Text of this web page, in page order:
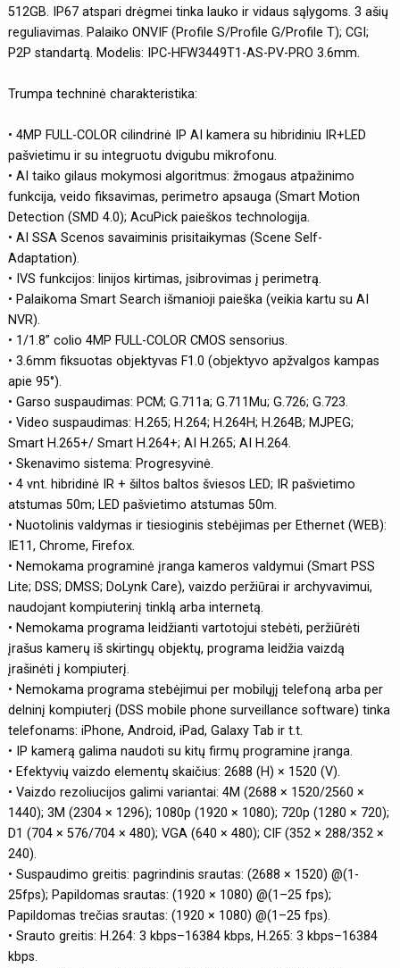
512GB. IP67 atspari drėgmei tinka lauko ir vidaus sąlygoms. 3 ašių
reguliavimas. Palaiko ONVIF (Profile S/Profile G/Profile T); CGI;
P2P standartą. Modelis: IPC-HFW3449T1-AS-PV-PRO 3.6mm.
Trumpa techninė charakteristika:
• 4MP FULL-COLOR cilindrinė IP AI kamera su hibridiniu IR+LED
pašvietimu ir su integruotu dvigubu mikrofonu.
• AI taiko gilaus mokymosi algoritmus: žmogaus atpažinimo
funkcija, veido fiksavimas, perimetro apsauga (Smart Motion
Detection (SMD 4.0); AcuPick paieškos technologija.
• AI SSA Scenos savaiminis prisitaikymas (Scene Self-
Adaptation).
• IVS funkcijos: linijos kirtimas, įsibrovimas į perimetrą.
• Palaikoma Smart Search išmanioji paieška (veikia kartu su AI
NVR).
• 1/1.8” colio 4MP FULL-COLOR CMOS sensorius.
• 3.6mm fiksuotas objektyvas F1.0 (objektyvo apžvalgos kampas
apie 95°).
• Garso suspaudimas: PCM; G.711a; G.711Mu; G.726; G.723.
• Video suspaudimas: H.265; H.264; H.264H; H.264B; MJPEG;
Smart H.265+/ Smart H.264+; AI H.265; AI H.264.
• Skenavimo sistema: Progresyvinė.
• 4 vnt. hibridinė IR + šiltos baltos šviesos LED; IR pašvietimo
atstumas 50m; LED pašvietimo atstumas 50m.
• Nuotolinis valdymas ir tiesioginis stebėjimas per Ethernet (WEB):
IE11, Chrome, Firefox.
• Nemokama programinė įranga kameros valdymui (Smart PSS
Lite; DSS; DMSS; DoLynk Care), vaizdo peržiūrai ir archyvavimui,
naudojant kompiuterinį tinklą arba internetą.
• Nemokama programa leidžianti vartotojui stebėti, peržiūrėti
įrašus kamerų iš skirtingų objektų, programa leidžia vaizdą
įrašinėti į kompiuterį.
• Nemokama programa stebėjimui per mobilųjį telefoną arba per
delninį kompiuterį (DSS mobile phone surveillance software) tinka
telefonams: iPhone, Android, iPad, Galaxy Tab ir t.t.
• IP kamerą galima naudoti su kitų firmų programine įranga.
• Efektyvių vaizdo elementų skaičius: 2688 (H) × 1520 (V).
• Vaizdo rezoliucijos galimi variantai: 4M (2688 × 1520/2560 ×
1440); 3M (2304 × 1296); 1080p (1920 × 1080); 720p (1280 × 720);
D1 (704 × 576/704 × 480); VGA (640 × 480); CIF (352 × 288/352 ×
240).
• Suspaudimo greitis: pagrindinis srautas: (2688 × 1520) @(1-
25fps); Papildomas srautas: (1920 × 1080) @(1–25 fps);
Papildomas trečias srautas: (1920 × 1080) @(1–25 fps).
• Srauto greitis: H.264: 3 kbps–16384 kbps, H.265: 3 kbps–16384
kbps.